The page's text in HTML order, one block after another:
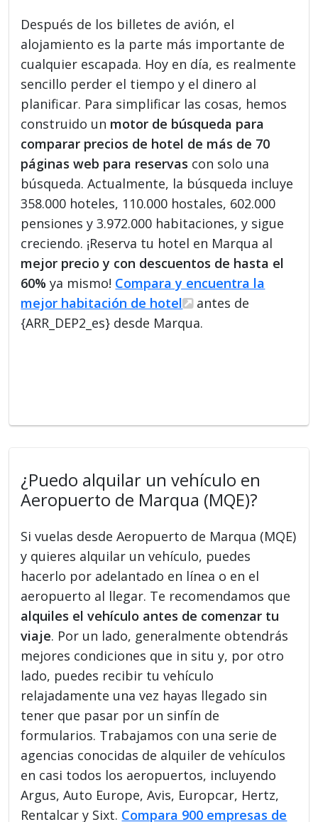
Después de los billetes de avión, el
alojamiento es la parte más importante de
cualquier escapada. Hoy en día, es realmente
sencillo perder el tiempo y el dinero al
planificar. Para simplificar las cosas, hemos
construido un motor de búsqueda para
comparar precios de hotel de más de 70
páginas web para reservas con solo una
búsqueda. Actualmente, la búsqueda incluye
358.000 hoteles, 110.000 hostales, 602.000
pensiones y 3.972.000 habitaciones, y sigue
creciendo. ¡Reserva tu hotel en Marqua al
mejor precio y con descuentos de hasta el
60% ya mismo! Compara y encuentra la
mejor habitación de hotel
antes de
{ARR_DEP2_es} desde Marqua.
¿Puedo alquilar un vehículo en
Aeropuerto de Marqua (MQE)?
Si vuelas desde Aeropuerto de Marqua (MQE)
y quieres alquilar un vehículo, puedes
hacerlo por adelantado en línea o en el
aeropuerto al llegar. Te recomendamos que
alquiles el vehículo antes de comenzar tu
viaje. Por un lado, generalmente obtendrás
mejores condiciones que in situ y, por otro
lado, puedes recibir tu vehículo
relajadamente una vez hayas llegado sin
tener que pasar por un sinfín de
formularios. Trabajamos con una serie de
agencias conocidas de alquiler de vehículos
en casi todos los aeropuertos, incluyendo
Argus, Auto Europe, Avis, Europcar, Hertz,
Rentalcar y Sixt. Compara 900 empresas de